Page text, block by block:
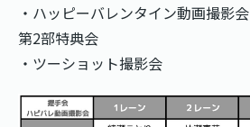
・ハッピーバレンタイン動画撮影会
第2部特典会
・ツーショット撮影会